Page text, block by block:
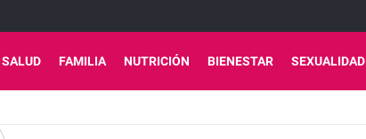
SALUD FAMILIA NUTRICIÓN BIENESTAR SEXUALIDAD